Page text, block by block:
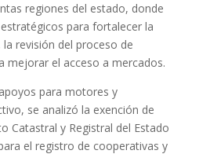
regiones del estado, donde
para fortalecer la
revisión del proceso de
mejorar el acceso a mercados.
para motores y
se analizó la exención de
Catastral y Registral del Estado
el registro de cooperativas y